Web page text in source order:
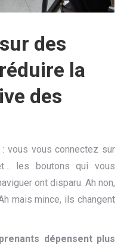
des
la
des
vous vous connectez sur
les boutons qui vous
ont disparu. Ah non,
mais mince, ils changent
dépensentplus